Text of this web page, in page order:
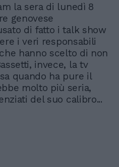
la sera di lunedì 8
genovese
di fatto i talk show
i veri responsabili
hanno scelto di non
invece, la tv
quando ha pure il
molto più seria,
del suo calibro...